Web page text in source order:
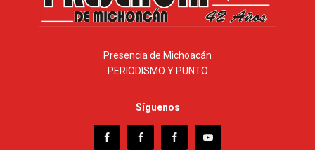
Presencia de Michoacán
PERIODISMO Y PUNTO
Síguenos